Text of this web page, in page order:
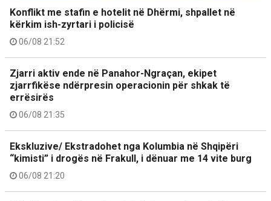
Konflikt me stafin e hotelit në Dhërmi, shpallet në
kërkim ish-zyrtari i policisë
06/08 21:52
Zjarri aktiv ende në Panahor-Ngraçan, ekipet
zjarrfikëse ndërpresin operacionin për shkak të
errësirës
06/08 21:35
Ekskluzive/ Ekstradohet nga Kolumbia në Shqipëri
“kimisti” i drogës në Frakull, i dënuar me 14 vite burg
06/08 21:20